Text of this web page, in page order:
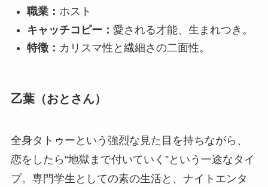
職業： ホスト
キャッチコピー： 愛される才能、生まれつき。
特徴： カリスマ性と繊細さの二面性。
乙葉（おとさん）
全身タトゥーという強烈な見た目を持ちながら、
恋をしたら“地獄まで付いていく”という一途なタイ
プ。専門学生としての素の生活と、ナイトエンタ